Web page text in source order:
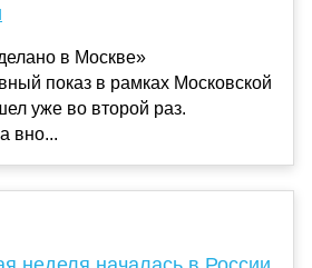
в Москве»
показ в рамках Московской
уже во второй раз.
вно...